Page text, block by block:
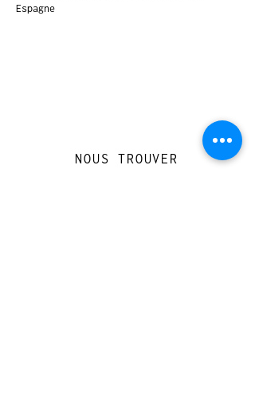
Espagne
NOUS TROUVER